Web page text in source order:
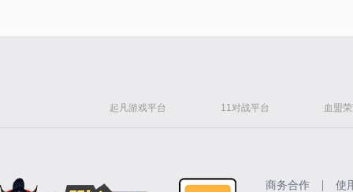
起凡游戏平台 11对战平台 血盟
商务合作 | 使